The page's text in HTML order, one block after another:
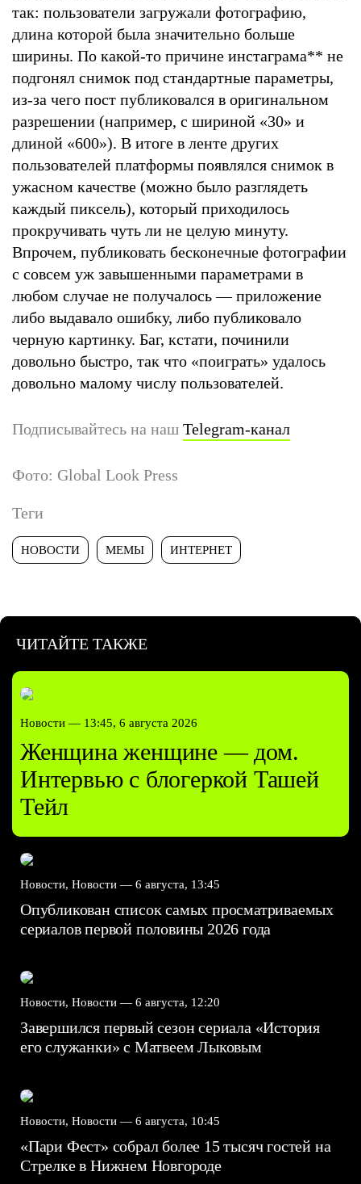
так: пользователи загружали фотографию,
длина которой была значительно больше
ширины. По какой-то причине инстаграма** не
подгонял снимок под стандартные параметры,
из-за чего пост публиковался в оригинальном
разрешении (например, с шириной «30» и
длиной «600»). В итоге в ленте других
пользователей платформы появлялся снимок в
ужасном качестве (можно было разглядеть
каждый пиксель), который приходилось
прокручивать чуть ли не целую минуту.
Впрочем, публиковать бесконечные фотографии
с совсем уж завышенными параметрами в
любом случае не получалось — приложение
либо выдавало ошибку, либо публиковало
черную картинку. Баг, кстати, починили
довольно быстро, так что «поиграть» удалось
довольно малому числу пользователей.
Подписывайтесь на наш Telegram-канал
Фото: Global Look Press
Теги
НОВОСТИ МЕМЫ ИНТЕРНЕТ
ЧИТАЙТЕ ТАКЖЕ
Новости — 13:45, 6 августа 2026
Женщина женщине — дом.
Интервью с блогеркой Ташей
Тейл
Новости, Новости — 6 августа, 13:45
Опубликован список самых просматриваемых
сериалов первой половины 2026 года
Новости, Новости — 6 августа, 12:20
Завершился первый сезон сериала «История
его служанки» с Матвеем Лыковым
Новости, Новости — 6 августа, 10:45
«Пари Фест» собрал более 15 тысяч гостей на
Стрелке в Нижнем Новгороде